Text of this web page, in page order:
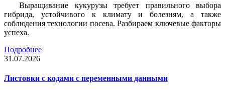
Выращивание кукурузы требует правильного выбора
гибрида, устойчивого к климату и болезням, а также
соблюдения технологии посева. Разбираем ключевые факторы
успеха.
Подробнее
31.07.2026
Листовки c кодами с переменными данными